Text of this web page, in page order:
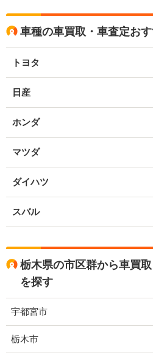
車種の車買取・車査定お
トヨタ
日産
ホンダ
マツダ
ダイハツ
スバル
栃木県の市区群から車買
を探す
宇都宮市
栃木市